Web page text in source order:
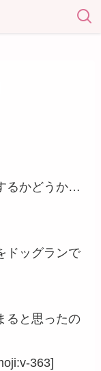
るかどうか…
ドッグランで
ると思ったの
363]